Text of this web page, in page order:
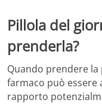
Pillola del
prenderla?
Quando prendere
farmaco può essere
rapporto